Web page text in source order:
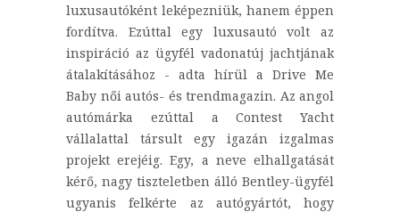
luxusautóként leképezniük, hanem éppen
fordítva. Ezúttal egy luxusautó volt az
inspiráció az ügyfél vadonatúj jachtjának
átalakításához - adta hírül a Drive Me
Baby női autós- és trendmagazin. Az angol
autómárka ezúttal a Contest Yacht
vállalattal társult egy igazán izgalmas
projekt erejéig. Egy, a neve elhallgatását
kérő, nagy tiszteletben álló Bentley-ügyfél
ugyanis felkérte az autógyártót, hogy